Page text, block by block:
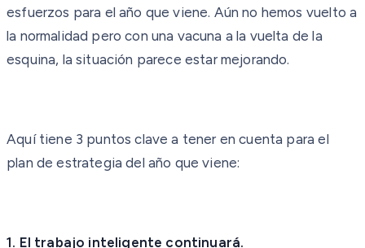
esfuerzos para el año que viene. Aún no hemos vuelto a
la normalidad pero con una vacuna a la vuelta de la
esquina, la situación parece estar mejorando.
Aquí tiene 3 puntos clave a tener en cuenta para el
plan de estrategia del año que viene:
1. El trabajo inteligente continuará.